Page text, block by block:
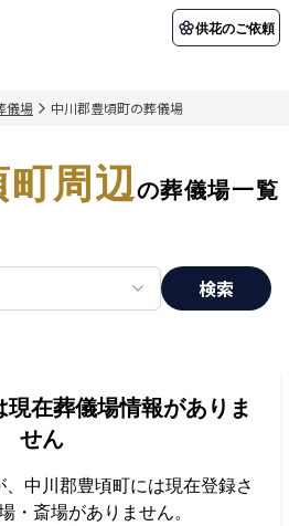
供花のご依頼
納棺の儀とは？
店舗用地募集
お客様の声
供花のご依頼
儀場 中川郡豊頃町の葬儀場
町周辺の葬儀場一覧
検索
現在葬儀場情報がありま
せん
中川郡豊頃町には現在登録さ
・斎場がありません。